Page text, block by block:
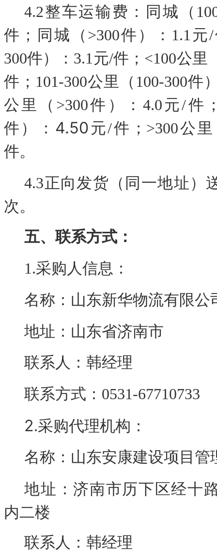
4.2整车运输费 ：同城（
件；同城（>300件）：1.1元
300件）：3.1元/件；<100公里
件；101-300公里（100-300件
公里（>300件）：4.0元/件
件）： 4.50元/件；>300公
件。
4.3正向发货（同一地址）
次。
五、联系方式：
1.采购人信息：
名称：山东新华物流有限公
地址：山东省济南市
联系人：韩经理
联系方式：0531-
2.采购代理机构：
名称：山东安康建设项目管
地址：济南市历下区经十
内二楼
联系人：韩经理